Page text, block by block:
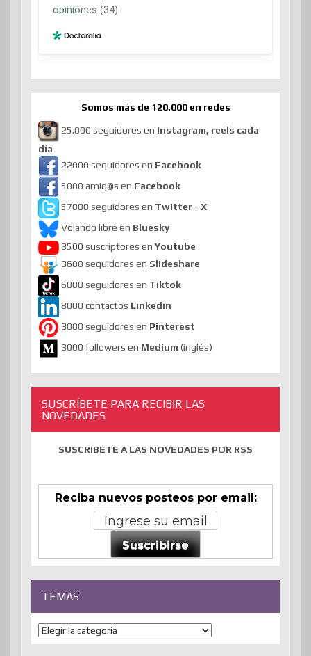
Somos más de 120.000 en redes
25.000 seguidores en Instagram, reels cada
día
22000 seguidores en Facebook
5000 amig@s en Facebook
57000 seguidores en Twitter - X
Volando libre en Bluesky
3500 suscriptores en Youtube
3600 seguidores en Slideshare
6000 seguidores en Tiktok
8000 contactos Linkedin
3000 seguidores en Pinterest
3000 followers en Medium (inglés)
SUSCRÍBETE PARA RECIBIR LAS
NOVEDADES
SUSCRÍBETE A LAS NOVEDADES POR RSS
Reciba nuevos posteos por email:
Suscribirse
TEMAS
Temas